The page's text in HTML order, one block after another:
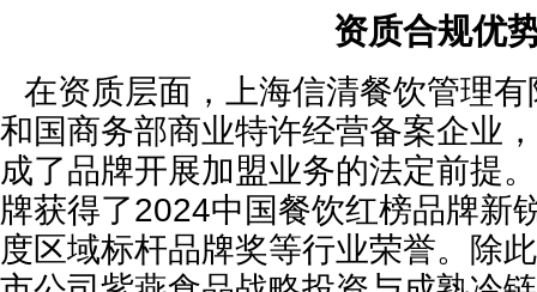
资质合规优
在资质层面，上海信清餐饮管理
和国商务部商业特许经营备案企业
成了品牌开展加盟业务的法定前提
牌获得了2024中国餐饮红榜品牌新
度区域标杆品牌奖等行业荣誉。除